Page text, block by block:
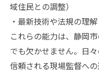
域住民との調整）
・最新技術や法規の理解
これらの能力は、静岡
でも欠かせません。日
信頼される現場監督への